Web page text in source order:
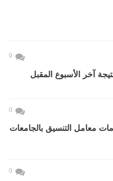
0
آخر الأسبوع المقبل
0
الأولى 2026.. خدمات معامل التنسيق بالجامعات
0